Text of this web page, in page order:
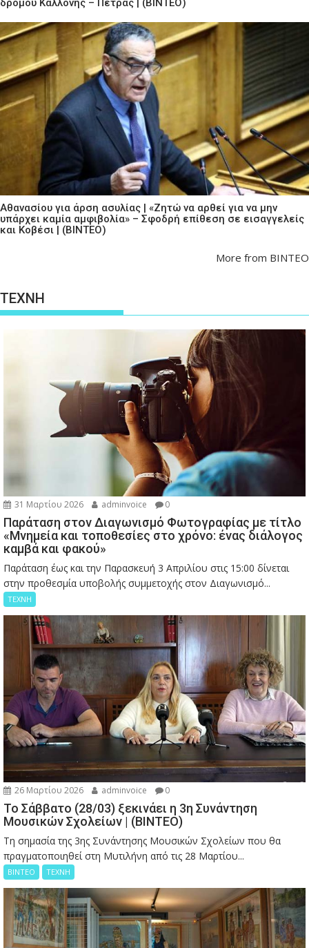
δρόμου Καλλονής – Πέτρας | (ΒΙΝΤΕΟ)
Αθανασίου για άρση ασυλίας | «Ζητώ να αρθεί για να μην
υπάρχει καμία αμφιβολία» – Σφοδρή επίθεση σε εισαγγελείς
και Κοβέσι | (ΒΙΝΤΕΟ)
More from ΒΙΝΤΕΟ
ΤΕΧΝΗ
31 Μαρτίου 2026 adminvoice 0
Παράταση στον Διαγωνισμό Φωτογραφίας με τίτλο
«Μνημεία και τοποθεσίες στο χρόνο: ένας διάλογος
καμβά και φακού»
Παράταση έως και την Παρασκευή 3 Απριλίου στις 15:00 δίνεται
στην προθεσμία υποβολής συμμετοχής στον Διαγωνισμό...
ΤΕΧΝΗ
26 Μαρτίου 2026 adminvoice 0
Το Σάββατο (28/03) ξεκινάει η 3η Συνάντηση
Μουσικών Σχολείων | (ΒΙΝΤΕΟ)
Τη σημασία της 3ης Συνάντησης Μουσικών Σχολείων που θα
πραγματοποιηθεί στη Μυτιλήνη από τις 28 Μαρτίου...
ΒΙΝΤΕΟ ΤΕΧΝΗ